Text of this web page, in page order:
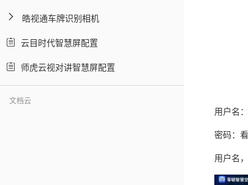
皓视通车牌识别相机
云目时代智慧屏配置
师虎云视对讲智慧屏配置
文档云
用户名
密码：
用户名